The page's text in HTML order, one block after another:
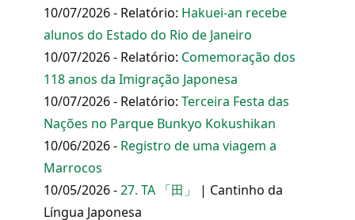
10/07/2026 - Relatório: Hakuei-an recebe
alunos do Estado do Rio de Janeiro
10/07/2026 - Relatório: Comemoração dos
118 anos da Imigração Japonesa
10/07/2026 - Relatório: Terceira Festa das
Nações no Parque Bunkyo Kokushikan
10/06/2026 - Registro de uma viagem a
Marrocos
10/05/2026 -27. TA 「田」
| Cantinho da
Língua Japonesa